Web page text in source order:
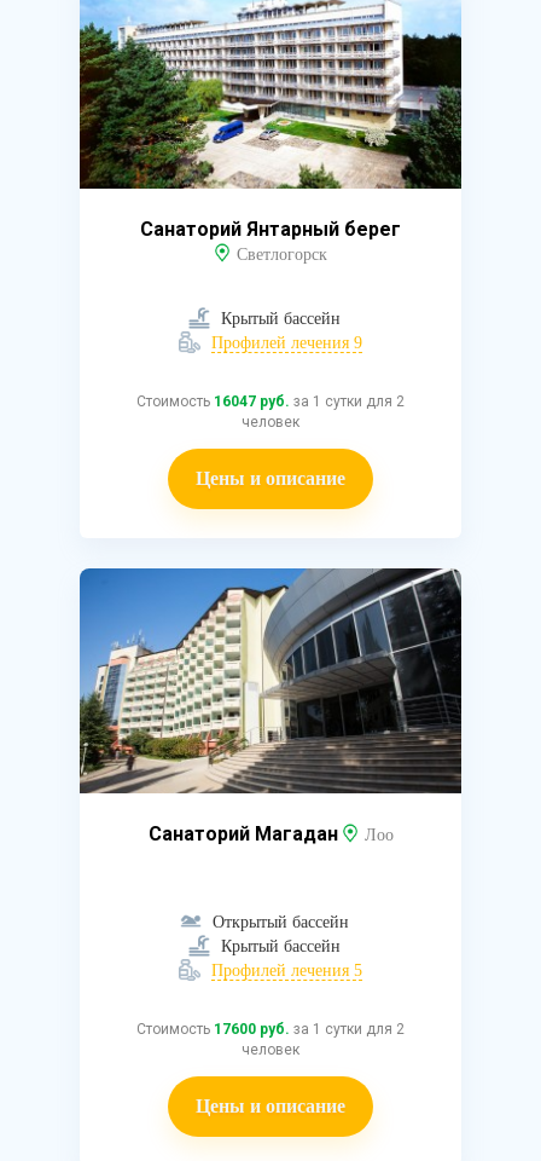
Санаторий Янтарный берег
Светлогорск
Крытый бассейн
Профилей лечения 9
Стоимость 16047 руб. за 1 сутки для 2
человек
Цены и описание
Санаторий Магадан Лоо
Открытый бассейн
Крытый бассейн
Профилей лечения 5
Стоимость 17600 руб. за 1 сутки для 2
человек
Цены и описание